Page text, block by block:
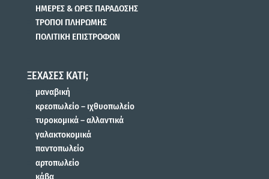
ΗΜΕΡΕΣ & ΩΡΕΣ ΠΑΡΑΔΟΣΗΣ
ΤΡΟΠΟΙ ΠΛΗΡΩΜΗΣ
ΠΟΛΙΤΙΚΗ ΕΠΙΣΤΡΟΦΩΝ
ΞΕΧΑΣΕΣ ΚΑΤΙ;
μαναβική
κρεοπωλείο – ιχθυοπωλείο
τυροκομικά – αλλαντικά
γαλακτοκομικά
παντοπωλείο
αρτοπωλείο
κάβα